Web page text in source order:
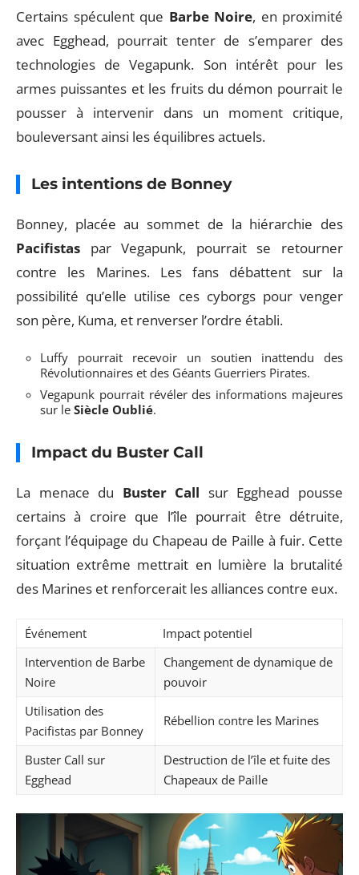
Certains spéculent que Barbe Noire, en proximité
avec Egghead, pourrait tenter de s’emparer des
technologies de Vegapunk. Son intérêt pour les
armes puissantes et les fruits du démon pourrait le
pousser à intervenir dans un moment critique,
bouleversant ainsi les équilibres actuels.
Les intentions de Bonney
Bonney, placée au sommet de la hiérarchie des
Pacifistas par Vegapunk, pourrait se retourner
contre les Marines. Les fans débattent sur la
possibilité qu’elle utilise ces cyborgs pour venger
son père, Kuma, et renverser l’ordre établi.
Luffy pourrait recevoir un soutien inattendu des
Révolutionnaires et des Géants Guerriers Pirates.
Vegapunk pourrait révéler des informations majeures
sur le Siècle Oublié.
Impact du Buster Call
La menace du Buster Call sur Egghead pousse
certains à croire que l’île pourrait être détruite,
forçant l’équipage du Chapeau de Paille à fuir. Cette
situation extrême mettrait en lumière la brutalité
des Marines et renforcerait les alliances contre eux.
Événement
Impact potentiel
Intervention de Barbe
Noire
Changement de dynamique de
pouvoir
Utilisation des
Pacifistas par Bonney
Rébellion contre les Marines
Buster Call sur
Egghead
Destruction de l’île et fuite des
Chapeaux de Paille